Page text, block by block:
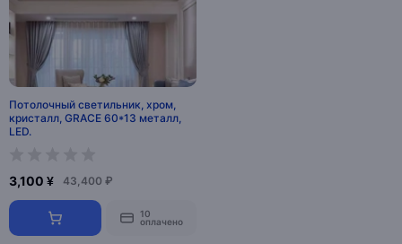
Потолочный светильник, хром,
кристалл, GRACE 60*13 металл,
LED.
3,100 ¥ 43,400 ₽
10
оплачено